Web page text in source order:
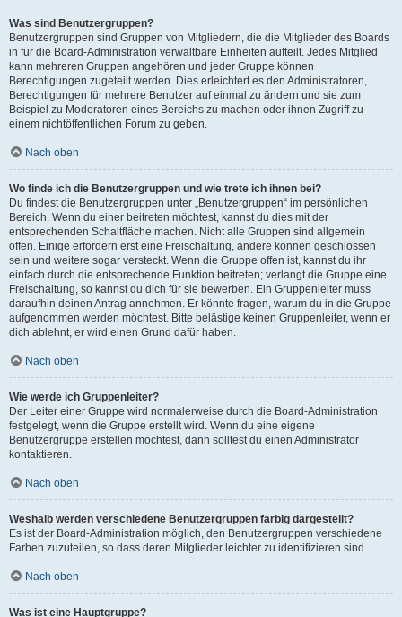
Was sind Benutzergruppen?
Benutzergruppen sind Gruppen von Mitgliedern, die die Mitglieder des Boards
in für die Board-Administration verwaltbare Einheiten aufteilt. Jedes Mitglied
kann mehreren Gruppen angehören und jeder Gruppe können
Berechtigungen zugeteilt werden. Dies erleichtert es den Administratoren,
Berechtigungen für mehrere Benutzer auf einmal zu ändern und sie zum
Beispiel zu Moderatoren eines Bereichs zu machen oder ihnen Zugriff zu
einem nichtöffentlichen Forum zu geben.
Nach oben
Wo finde ich die Benutzergruppen und wie trete ich ihnen bei?
Du findest die Benutzergruppen unter „Benutzergruppen“ im persönlichen
Bereich. Wenn du einer beitreten möchtest, kannst du dies mit der
entsprechenden Schaltfläche machen. Nicht alle Gruppen sind allgemein
offen. Einige erfordern erst eine Freischaltung, andere können geschlossen
sein und weitere sogar versteckt. Wenn die Gruppe offen ist, kannst du ihr
einfach durch die entsprechende Funktion beitreten; verlangt die Gruppe eine
Freischaltung, so kannst du dich für sie bewerben. Ein Gruppenleiter muss
daraufhin deinen Antrag annehmen. Er könnte fragen, warum du in die Gruppe
aufgenommen werden möchtest. Bitte belästige keinen Gruppenleiter, wenn er
dich ablehnt, er wird einen Grund dafür haben.
Nach oben
Wie werde ich Gruppenleiter?
Der Leiter einer Gruppe wird normalerweise durch die Board-Administration
festgelegt, wenn die Gruppe erstellt wird. Wenn du eine eigene
Benutzergruppe erstellen möchtest, dann solltest du einen Administrator
kontaktieren.
Nach oben
Weshalb werden verschiedene Benutzergruppen farbig dargestellt?
Es ist der Board-Administration möglich, den Benutzergruppen verschiedene
Farben zuzuteilen, so dass deren Mitglieder leichter zu identifizieren sind.
Nach oben
Was ist eine Hauptgruppe?